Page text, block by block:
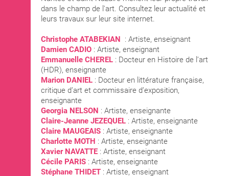
dans le champ de l'art. Consultez leur actualité et
leurs travaux sur leur site internet.
Christophe ATABEKIAN : Artiste, enseignant
Damien CADIO : Artiste, enseignant
Emmanuelle CHEREL : Docteur en Histoire de l’art
(HDR), enseignante
Marion DANIEL : Docteur en littérature française,
critique d’art et commissaire d’exposition,
enseignante
Georgia NELSON : Artiste, enseignante
Claire-Jeanne JEZEQUEL : Artiste, enseignante
Claire MAUGEAIS : Artiste, enseignante
Charlotte MOTH : Artiste, enseignante
Xavier NAVATTE : Artiste, enseignant
Cécile PARIS : Artiste, enseignante
Stéphane THIDET : Artiste, enseignant